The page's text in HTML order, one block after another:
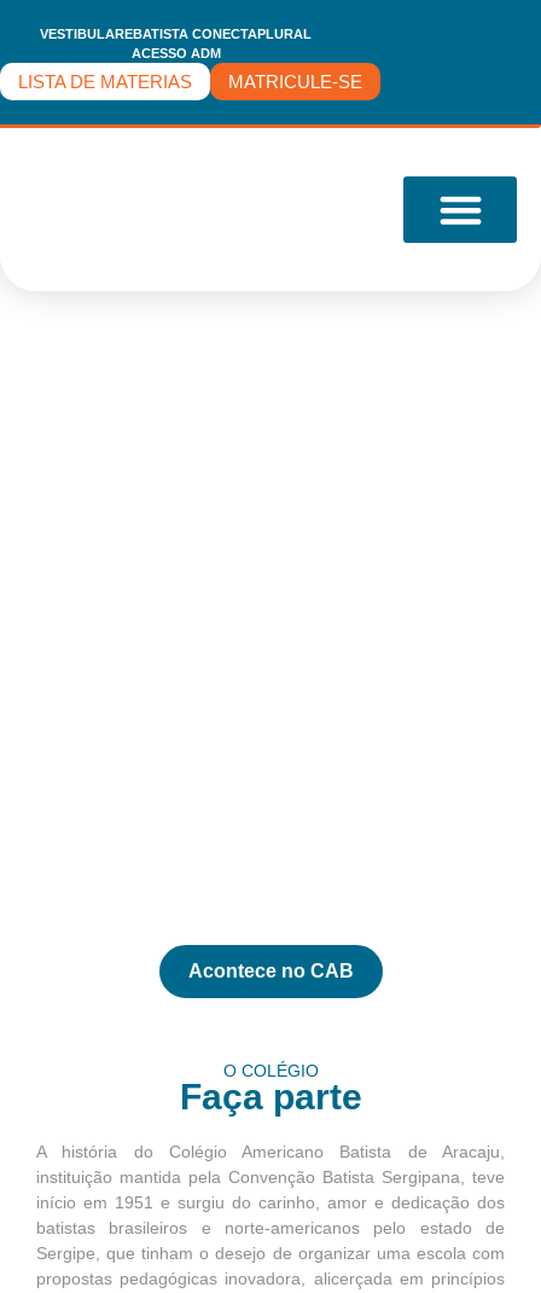
VESTIBULAREBATISTA CONECTAPLURAL
ACESSO ADM
LISTA DE MATERIAS MATRICULE-SE
Acontece no CAB
O COLÉGIO
Faça parte
A história do Colégio Americano Batista de Aracaju,
instituição mantida pela Convenção Batista Sergipana, teve
início em 1951 e surgiu do carinho, amor e dedicação dos
batistas brasileiros e norte-americanos pelo estado de
Sergipe, que tinham o desejo de organizar uma escola com
propostas pedagógicas inovadora, alicerçada em princípios